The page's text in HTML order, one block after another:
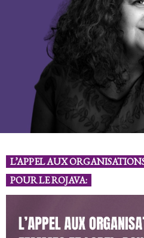
L’APPEL AUX
POUR LE ROJAVA: